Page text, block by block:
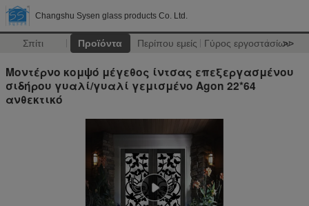
Changshu Sysen glass products Co. Ltd.
Σπίτι Προϊόντα Περίπου εμείς Γύρος εργοστασίων
>>
Μοντέρνο κομψό μέγεθος ίντσας επεξεργασμένου
σιδήρου γυαλί/γυαλί γεμισμένο Agon 22*64
ανθεκτικό